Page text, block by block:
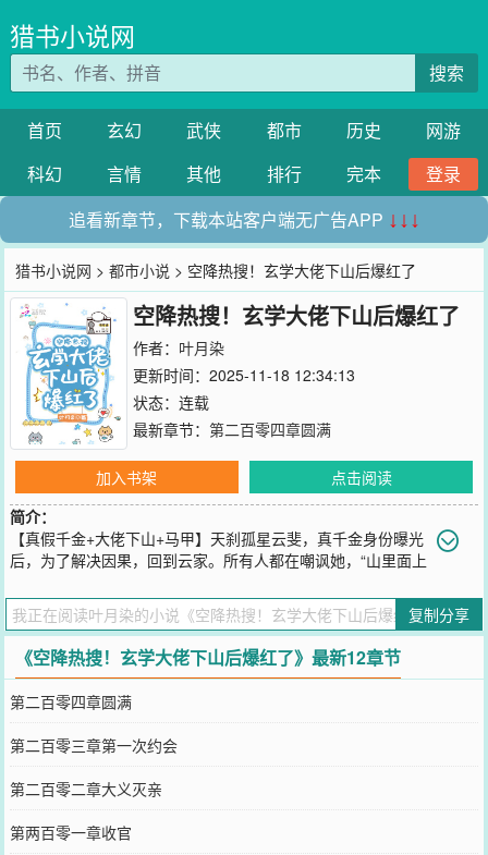
猎书小说网
搜索
首页 玄幻 武侠 都市 历史
网游
科幻
言情 其他 排行 完本
登录
追看新章节，下载本站客户端无广告APP ↓↓↓
猎书小说网 >都市小说 > 空降热搜！玄学大佬下山后爆红了
空降热搜！玄学大佬下山后爆红了
作者： 叶月染
更新时间：2025-11-18 12:34:13
状态：连载
最新章节： 第二百零四章圆满
加入书架
点击阅读
简介：
【真假千金+大佬下山+马甲】天刹孤星云斐，真千金身份曝光
后，为了解决因果，回到云家。所有人都在嘲讽她，“山里面上
以卦象准闻名全国。无数大佬趋之若鹜，只求一卦。其中道行最深
的，却是个名不经传的小丫头——云斐。风水界顶尖大佬散尽家财，
想拜她为师。商业巨鳄，明星顶流，跪着求着都只想要她一张符……
您要是觉得《空降热搜！玄学大佬下山后爆红了》还不错的话请不要
忘记向您QQ群和微博微信里的朋友推荐哦！
复制分享
《空降热搜！玄学大佬下山后爆红了》最新12章节
第二百零四章圆满
第二百零三章第一次约会
第二百零二章大义灭亲
第两百零一章收官